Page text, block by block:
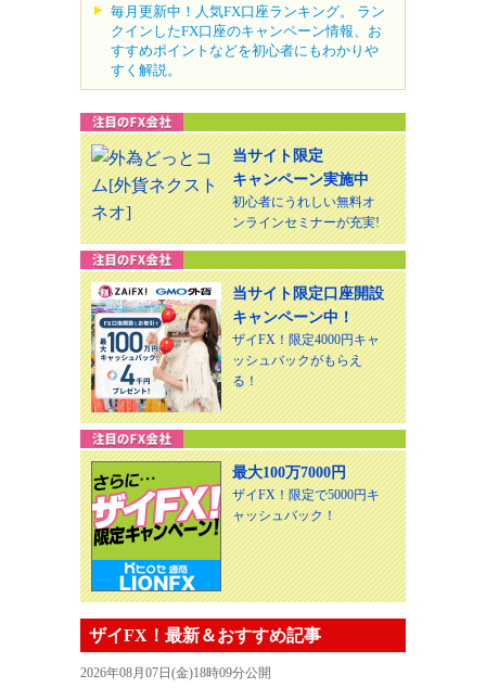
毎月更新中！人気FX口座ランキング。 ラン
クインしたFX口座のキャンペーン情報、お
すすめポイントなどを初心者にもわかりや
すく解説。
当サイト限定
キャンペーン実施中
初心者にうれしい無料オ
ンラインセミナーが充実!
当サイト限定口座開設
キャンペーン中！
ザイFX！限定4000円キャ
ッシュバックがもらえ
る！
最大100万7000円
ザイFX！限定で5000円キ
ャッシュバック！
ザイFX！最新＆おすすめ記事
2026年08月07日(金)18時09分公開